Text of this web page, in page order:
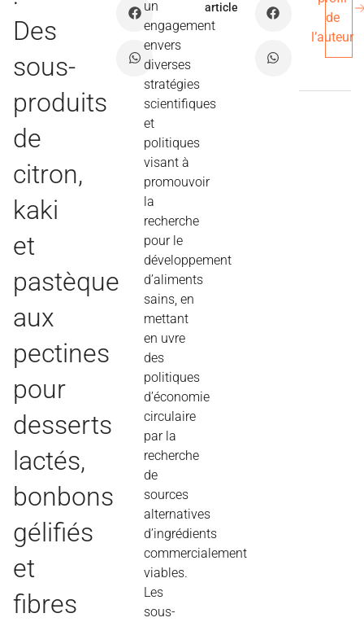
Des
sous-
produits
de
citron,
kaki
et
pastèque
aux
pectines
pour
desserts
lactés,
bonbons
gélifiés
et
fibres
un
engagement
envers
diverses
stratégies
scientifiques
et
politiques
visant à
promouvoir
la
recherche
pour le
développement
d’aliments
sains, en
mettant
en uvre
des
politiques
d’économie
circulaire
par la
recherche
de
sources
alternatives
d’ingrédients
commercialement
viables.
Les
sous-
article
de
l’auteur